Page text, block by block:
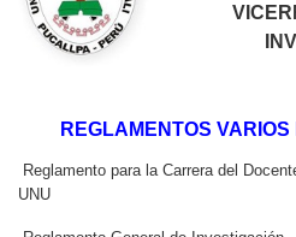
REGLAMENTOS
Reglamento para la Carrera del
UNU